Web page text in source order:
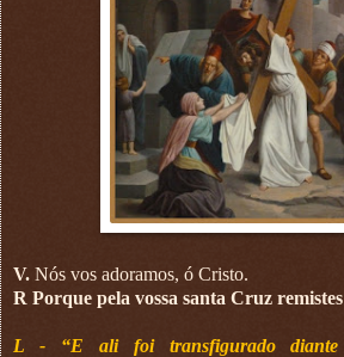
V. Nós vos adoramos, ó Cristo.
R Porque pela vossa santa Cruz
L - “E ali foi transfigurado diante